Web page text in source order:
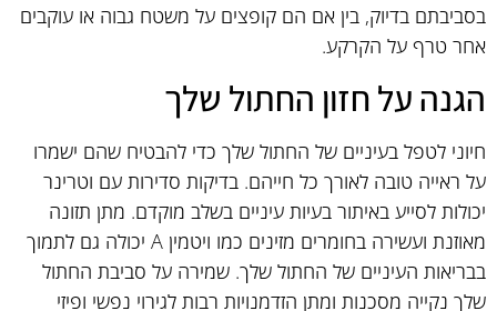
בסביבתם בדיוק, בין אם הם קופצים על משטח גבוה או עוקבים
אחר טרף על הקרקע.
הגנה על חזון החתול שלך
חיוני לטפל בעיניים של החתול שלך כדי להבטיח שהם ישמרו
על ראייה טובה לאורך כל חייהם. בדיקות סדירות עם וטרינר
יכולות לסייע באיתור בעיות עיניים בשלב מוקדם. מתן תזונה
מאוזנת ועשירה בחומרים מזינים כמו ויטמין A יכולה גם לתמוך
בבריאות העיניים של החתול שלך. שמירה על סביבת החתול
שלך נקייה מסכנות ומתן הזדמנויות רבות לגירוי נפשי ופיזי